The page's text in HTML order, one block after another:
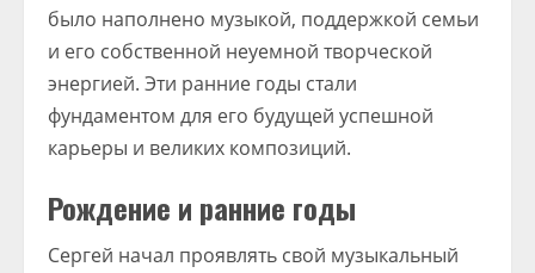
было наполнено музыкой, поддержкой семьи
и его собственной неуемной творческой
энергией. Эти ранние годы стали
фундаментом для его будущей успешной
карьеры и великих композиций.
Рождение и ранние годы
Сергей начал проявлять свой музыкальный